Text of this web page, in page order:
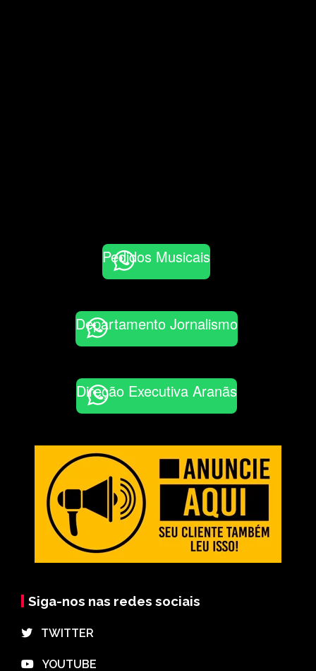
Pedidos Musicais
Departamento Jornalismo
Direção Executiva Aranãs
Siga-nos nas redes sociais
⠀TWITTER
⠀YOUTUBE